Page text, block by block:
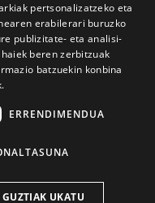
2026ko mar. 1a
pertsonalizatzeko eta
erabilerari buruzko
publizitate- eta analisi-
beren zerbitzuak
batzuekin konbina
ERRENDIMENDUA
GUZTIAK UKATU